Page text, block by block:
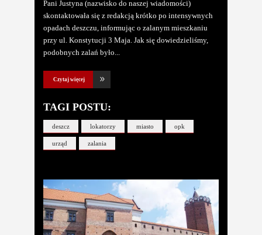
Pani Justyna (nazwisko do naszej wiadomości)
skontaktowała się z redakcją krótko po intensywnych
opadach deszczu, informując o zalanym mieszkaniu
przy ul. Konstytucji 3 Maja. Jak się dowiedzieliśmy,
podobnych zalań było
Czytaj więcej
TAGI POSTU:
deszcz lokatorzy miasto opk
urząd zalania